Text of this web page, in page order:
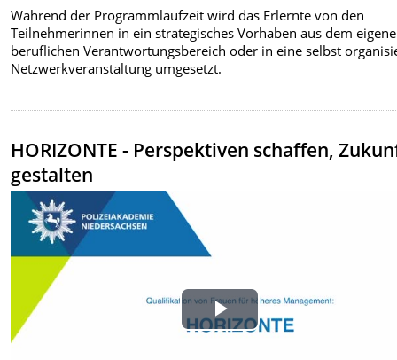
Während der Programmlaufzeit wird das Erlernte von den
Teilnehmerinnen in ein strategisches Vorhaben aus dem
beruflichen Verantwortungsbereich oder in eine selbst
Netzwerkveranstaltung umgesetzt.
HORIZONTE - Perspektiven schaffen,
gestalten
Play